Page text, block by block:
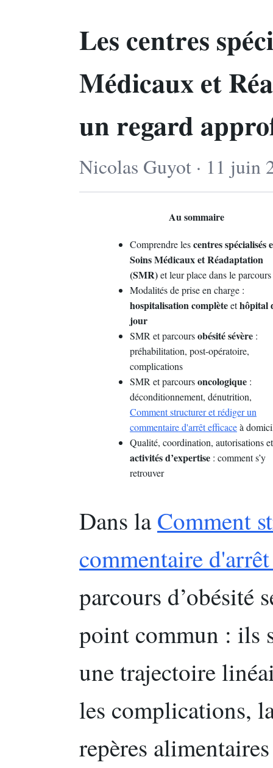
Les centres
Médicaux et
un regard
Nicolas Guyot · 11 juin
Au sommaire
Comprendre lescentres spécialisés
Soins Médicaux et Réadaptation
(SMR)et leur place dans le parcours
Modalités de prise en charge :
hospitalisation complèteethôpital
jour
SMR et parcoursobésité sévère :
préhabilitation, post-opératoire,
complications
SMR et parcoursoncologique :
déconditionnement, dénutrition,
Comment structurer et rédiger un
commentaire d'arrêt efficaceà
Qualité, coordination, autorisations et
activités d’expertise : comment s’y
retrouver
Dans laComment
commentaire
parcours d’obésité
point commun : ils
une trajectoire
les complications,
repères